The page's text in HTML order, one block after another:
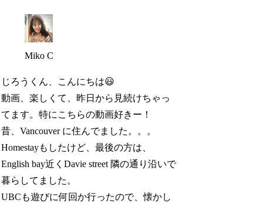
Miko C
じろうくん、こんにちは😃
動画、楽しくて、昨日から見続けちゃっ
てます。特にこちらの動画好きー！
昔、Vancouver に住んでました。。。
Homestayもしたけど、最後の方は、
English bay近くDavie street 隣の通り沿いで
暮らしてました。
UBCも遊びに何回か行ったので、懐かし